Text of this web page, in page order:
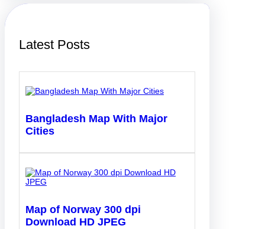
Latest Posts
Bangladesh Map With Major
Cities
Map of Norway 300 dpi
Download HD JPEG